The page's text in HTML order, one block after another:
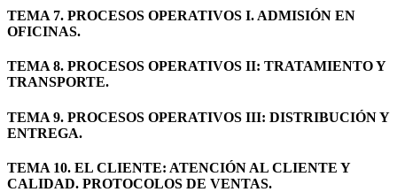
TEMA 7. PROCESOS OPERATIVOS I. ADMISIÓN EN
OFICINAS.
TEMA 8. PROCESOS OPERATIVOS II: TRATAMIENTO Y
TRANSPORTE.
TEMA 9. PROCESOS OPERATIVOS III: DISTRIBUCIÓN Y
ENTREGA.
TEMA 10. EL CLIENTE: ATENCIÓN AL CLIENTE Y
CALIDAD. PROTOCOLOS DE VENTAS.